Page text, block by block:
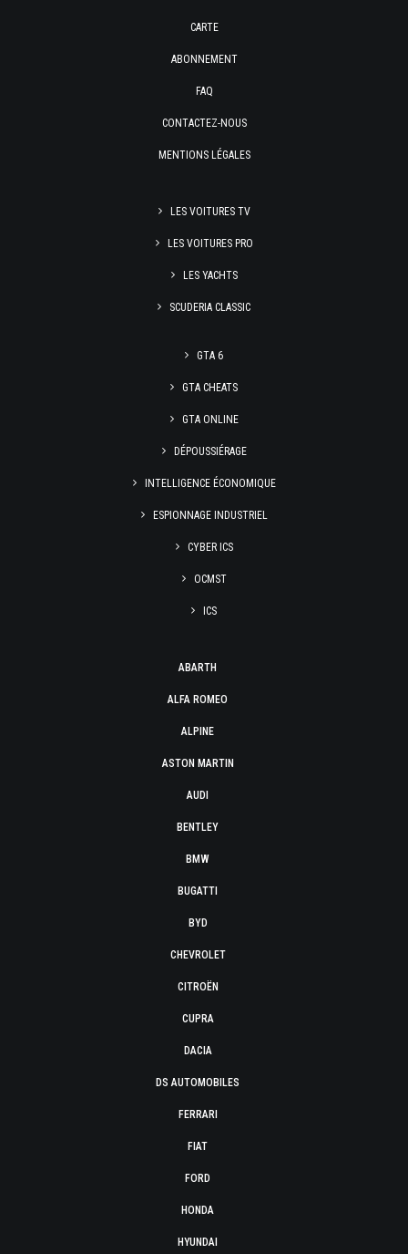
CARTE
ABONNEMENT
FAQ
CONTACTEZ-NOUS
MENTIONS LÉGALES
LES VOITURES TV
LES VOITURES PRO
LES YACHTS
SCUDERIA CLASSIC
GTA 6
GTA CHEATS
GTA ONLINE
DÉPOUSSIÉRAGE
INTELLIGENCE ÉCONOMIQUE
ESPIONNAGE INDUSTRIEL
CYBER ICS
OCMST
ICS
ABARTH
ALFA ROMEO
ALPINE
ASTON MARTIN
AUDI
BENTLEY
BMW
BUGATTI
BYD
CHEVROLET
CITROËN
CUPRA
DACIA
DS AUTOMOBILES
FERRARI
FIAT
FORD
HONDA
HYUNDAI